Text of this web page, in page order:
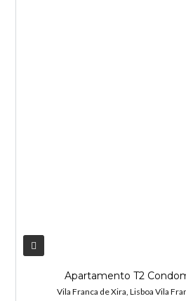
Apartamento T2
Vila Franca de Xira, Lisboa Vila